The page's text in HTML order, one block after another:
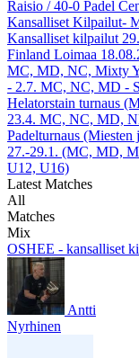
Raisio / 40-0 Padel
Kansalliset Kilpailut-
Kansalliset kilpailut
Finland Loimaa
MC, MD, NC, Mixty
- 2.7. MC, NC, MD -
Helatorstain turnaus
23.4. MC, NC, MD,
Padelturnaus (Miesten
27.-29.1. (MC, MD,
U12, U16)
Latest Matches
All
Matches
Mix
OSHEE - kansalliset
Antti
Nyrhinen